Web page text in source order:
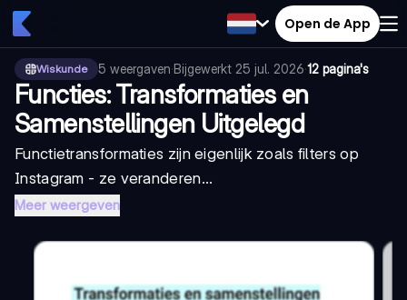
Open de App
Wiskunde 5 weergaven·Bijgewerkt 25 jul. 2026·12 pagina's
Functies: Transformaties en
Samenstellingen Uitgelegd
Functietransformaties zijn eigenlijk zoals filters op
Instagram - ze veranderen...
Meer weergeven